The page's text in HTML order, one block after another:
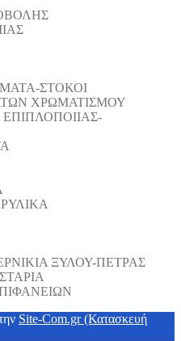
ΣΤΟΚΟΙ
ΧΡΩΜΑΤΙΣΜΟΥ
ΞΥΛΟΥ-ΠΕΤΡΑΣ
Site-Com.gr (Κατασκευή